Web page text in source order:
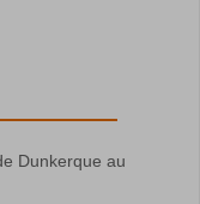
Dunkerque au